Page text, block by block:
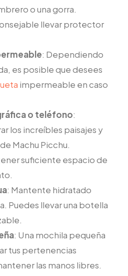
o una gorra.
llevar protector
: Dependiendo
es posible que desees
impermeable en caso
o teléfono:
los increíbles paisajes y
Machu Picchu.
suficiente espacio de
: Mantente hidratado
Puedes llevar una botella
: Una mochila pequeña
tus pertenencias
las manos libres.